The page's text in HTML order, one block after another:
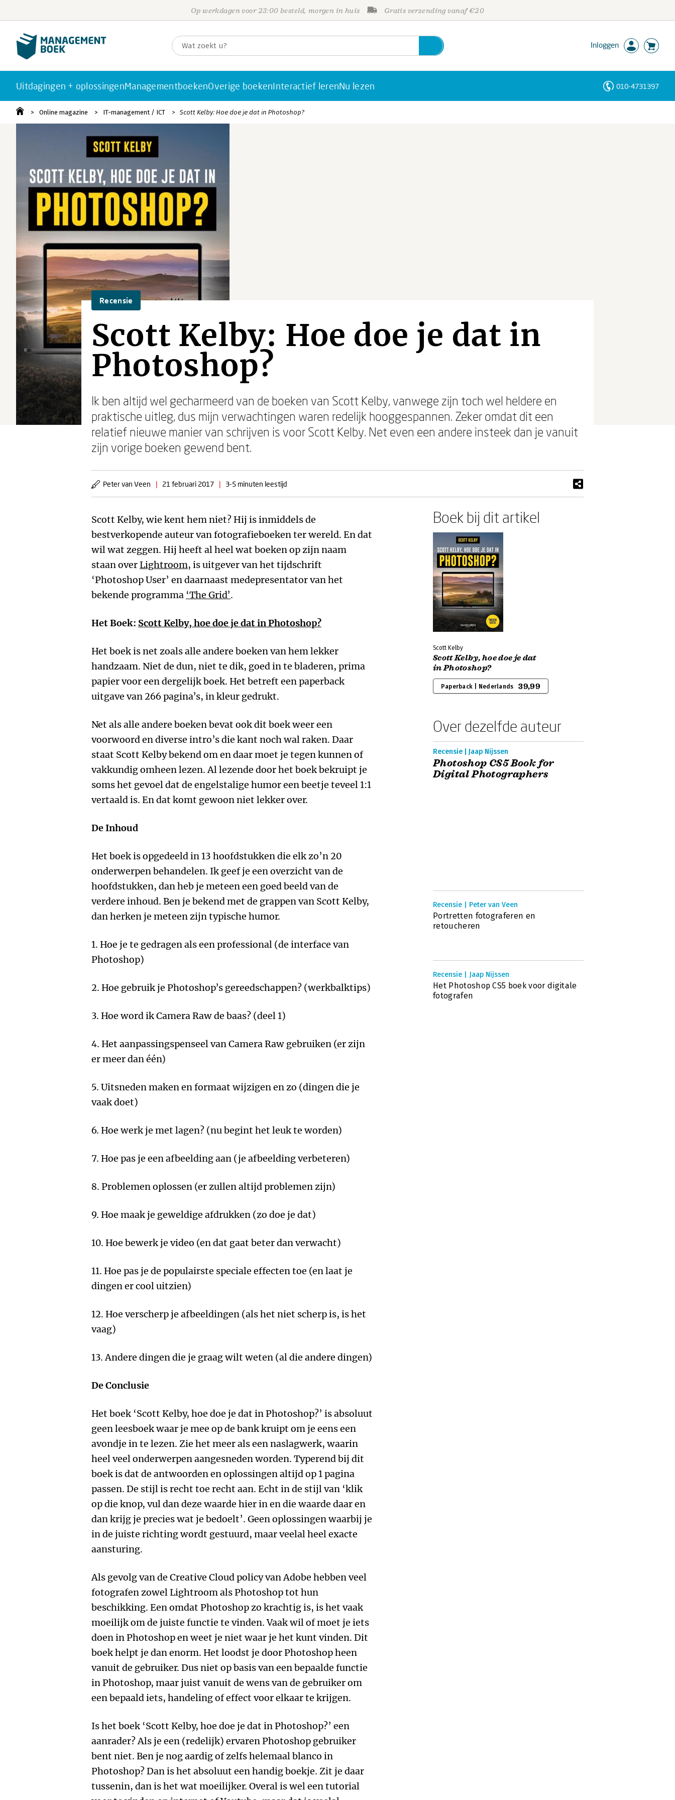
Op werkdagen voor 23:00 besteld, morgen in huis Gratis verzending vanaf €20
Inloggen
Uitdagingen + oplossingenManagementboekenOverige boekenInteractief lerenNu lezen 010-4731397
Online magazine IT-management / ICT Scott Kelby: Hoe doe je dat in Photoshop?
Recensie
Scott Kelby: Hoe doe je dat in
Photoshop?
Ik ben altijd wel gecharmeerd van de boeken van Scott Kelby, vanwege zijn toch wel heldere en
praktische uitleg, dus mijn verwachtingen waren redelijk hooggespannen. Zeker omdat dit een
relatief nieuwe manier van schrijven is voor Scott Kelby. Net even een andere insteek dan je vanuit
zijn vorige boeken gewend bent.
Peter van Veen | 21 februari 2017 | 3-5 minuten leestijd
Scott Kelby, wie kent hem niet? Hij is inmiddels de
bestverkopende auteur van fotografieboeken ter wereld. En dat
wil wat zeggen. Hij heeft al heel wat boeken op zijn naam
staan overLightroom, is uitgever van het tijdschrift
‘Photoshop User’ en daarnaast medepresentator van het
bekende programma ‘The Grid’.
Het Boek: Scott Kelby, hoe doe je dat in Photoshop?
Het boek is net zoals alle andere boeken van hem lekker
handzaam. Niet de dun, niet te dik, goed in te bladeren, prima
papier voor een dergelijk boek. Het betreft een paperback
uitgave van 266 pagina’s, in kleur gedrukt.
Net als alle andere boeken bevat ook dit boek weer een
voorwoord en diverse intro’s die kant noch wal raken. Daar
staat Scott Kelby bekend om en daar moet je tegen kunnen of
vakkundig omheen lezen. Al lezende door het boek bekruipt je
soms het gevoel dat de engelstalige humor een beetje teveel 1:1
vertaald is. En dat komt gewoon niet lekker over.
De Inhoud
Het boek is opgedeeld in 13 hoofdstukken die elk zo’n 20
onderwerpen behandelen. Ik geef je een overzicht van de
hoofdstukken, dan heb je meteen een goed beeld van de
verdere inhoud. Ben je bekend met de grappen van Scott Kelby,
dan herken je meteen zijn typische humor.
1. Hoe je te gedragen als een professional (de interface van
Photoshop)
2. Hoe gebruik je Photoshop’s gereedschappen? (werkbalktips)
3. Hoe word ik Camera Raw de baas? (deel 1)
4. Het aanpassingspenseel van Camera Raw gebruiken (er zijn
er meer dan één)
5. Uitsneden maken en formaat wijzigen en zo (dingen die je
vaak doet)
6. Hoe werk je met lagen? (nu begint het leuk te worden)
7. Hoe pas je een afbeelding aan (je afbeelding verbeteren)
8. Problemen oplossen (er zullen altijd problemen zijn)
9. Hoe maak je geweldige afdrukken (zo doe je dat)
10. Hoe bewerk je video (en dat gaat beter dan verwacht)
11. Hoe pas je de populairste speciale effecten toe (en laat je
dingen er cool uitzien)
12. Hoe verscherp je afbeeldingen (als het niet scherp is, is het
vaag)
13. Andere dingen die je graag wilt weten (al die andere dingen)
De Conclusie
Het boek ‘Scott Kelby, hoe doe je dat in Photoshop?’ is absoluut
geen leesboek waar je mee op de bank kruipt om je eens een
avondje in te lezen. Zie het meer als een naslagwerk, waarin
heel veel onderwerpen aangesneden worden. Typerend bij dit
boek is dat de antwoorden en oplossingen altijd op 1 pagina
passen. De stijl is recht toe recht aan. Echt in de stijl van ‘klik
op die knop, vul dan deze waarde hier in en die waarde daar en
dan krijg je precies wat je bedoelt’. Geen oplossingen waarbij je
in de juiste richting wordt gestuurd, maar veelal heel exacte
aansturing.
Als gevolg van de Creative Cloud policy van Adobe hebben veel
fotografen zowel Lightroom als Photoshop tot hun
beschikking. Een omdat Photoshop zo krachtig is, is het vaak
moeilijk om de juiste functie te vinden. Vaak wil of moet je iets
doen in Photoshop en weet je niet waar je het kunt vinden. Dit
boek helpt je dan enorm. Het loodst je door Photoshop heen
vanuit de gebruiker. Dus niet op basis van een bepaalde functie
in Photoshop, maar juist vanuit de wens van de gebruiker om
een bepaald iets, handeling of effect voor elkaar te krijgen.
Is het boek ‘Scott Kelby, hoe doe je dat in Photoshop?’ een
aanrader? Als je een (redelijk) ervaren Photoshop gebruiker
bent niet. Ben je nog aardig of zelfs helemaal blanco in
Photoshop? Dan is het absoluut een handig boekje. Zit je daar
tussenin, dan is het wat moeilijker. Overal is wel een tutorial
Boek bij dit artikel
Scott Kelby
Scott Kelby, hoe doe je dat
in Photoshop?
Paperback | Nederlands 39,99
Over dezelfde auteur
Recensie | Jaap Nijssen
Photoshop CS5 Book for
Digital Photographers
Recensie | Peter van Veen
Portretten fotograferen en
retoucheren
Recensie | Jaap Nijssen
Het Photoshop CS5 boek voor digitale
fotografen
Personen